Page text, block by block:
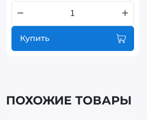
Купить
ПОХОЖИЕ ТОВАРЫ